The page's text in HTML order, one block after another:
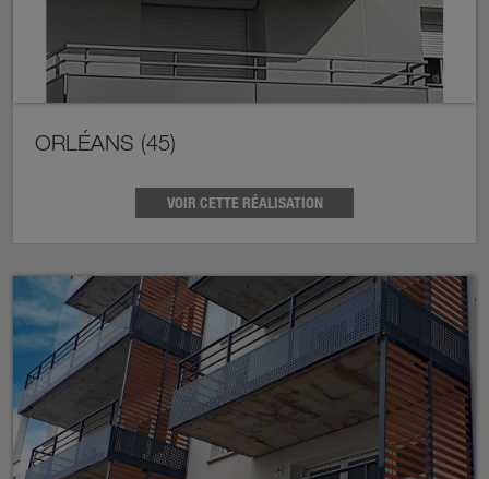
ORLÉANS (45)
VOIR CETTE RÉALISATION